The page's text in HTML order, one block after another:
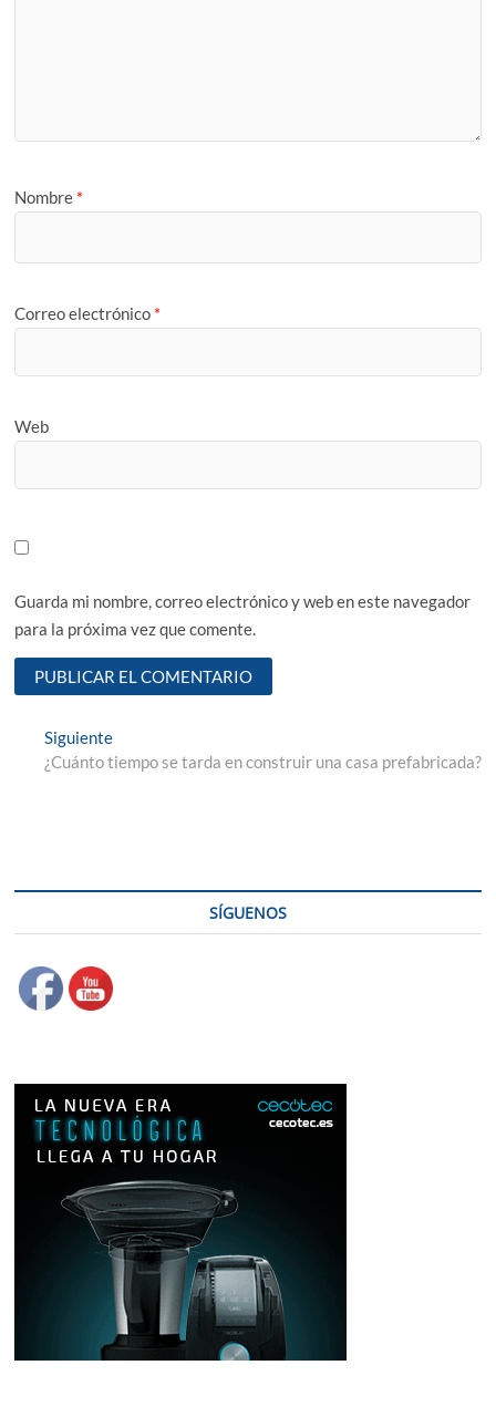
Nombre *
Correo electrónico *
Web
Guarda mi nombre, correo electrónico y web en este navegador
para la próxima vez que comente.
Navegación
de
SiguienteEntrada
siguiente:
¿Cuánto tiempo se tarda en construir una casa prefabricada?
SÍGUENOS